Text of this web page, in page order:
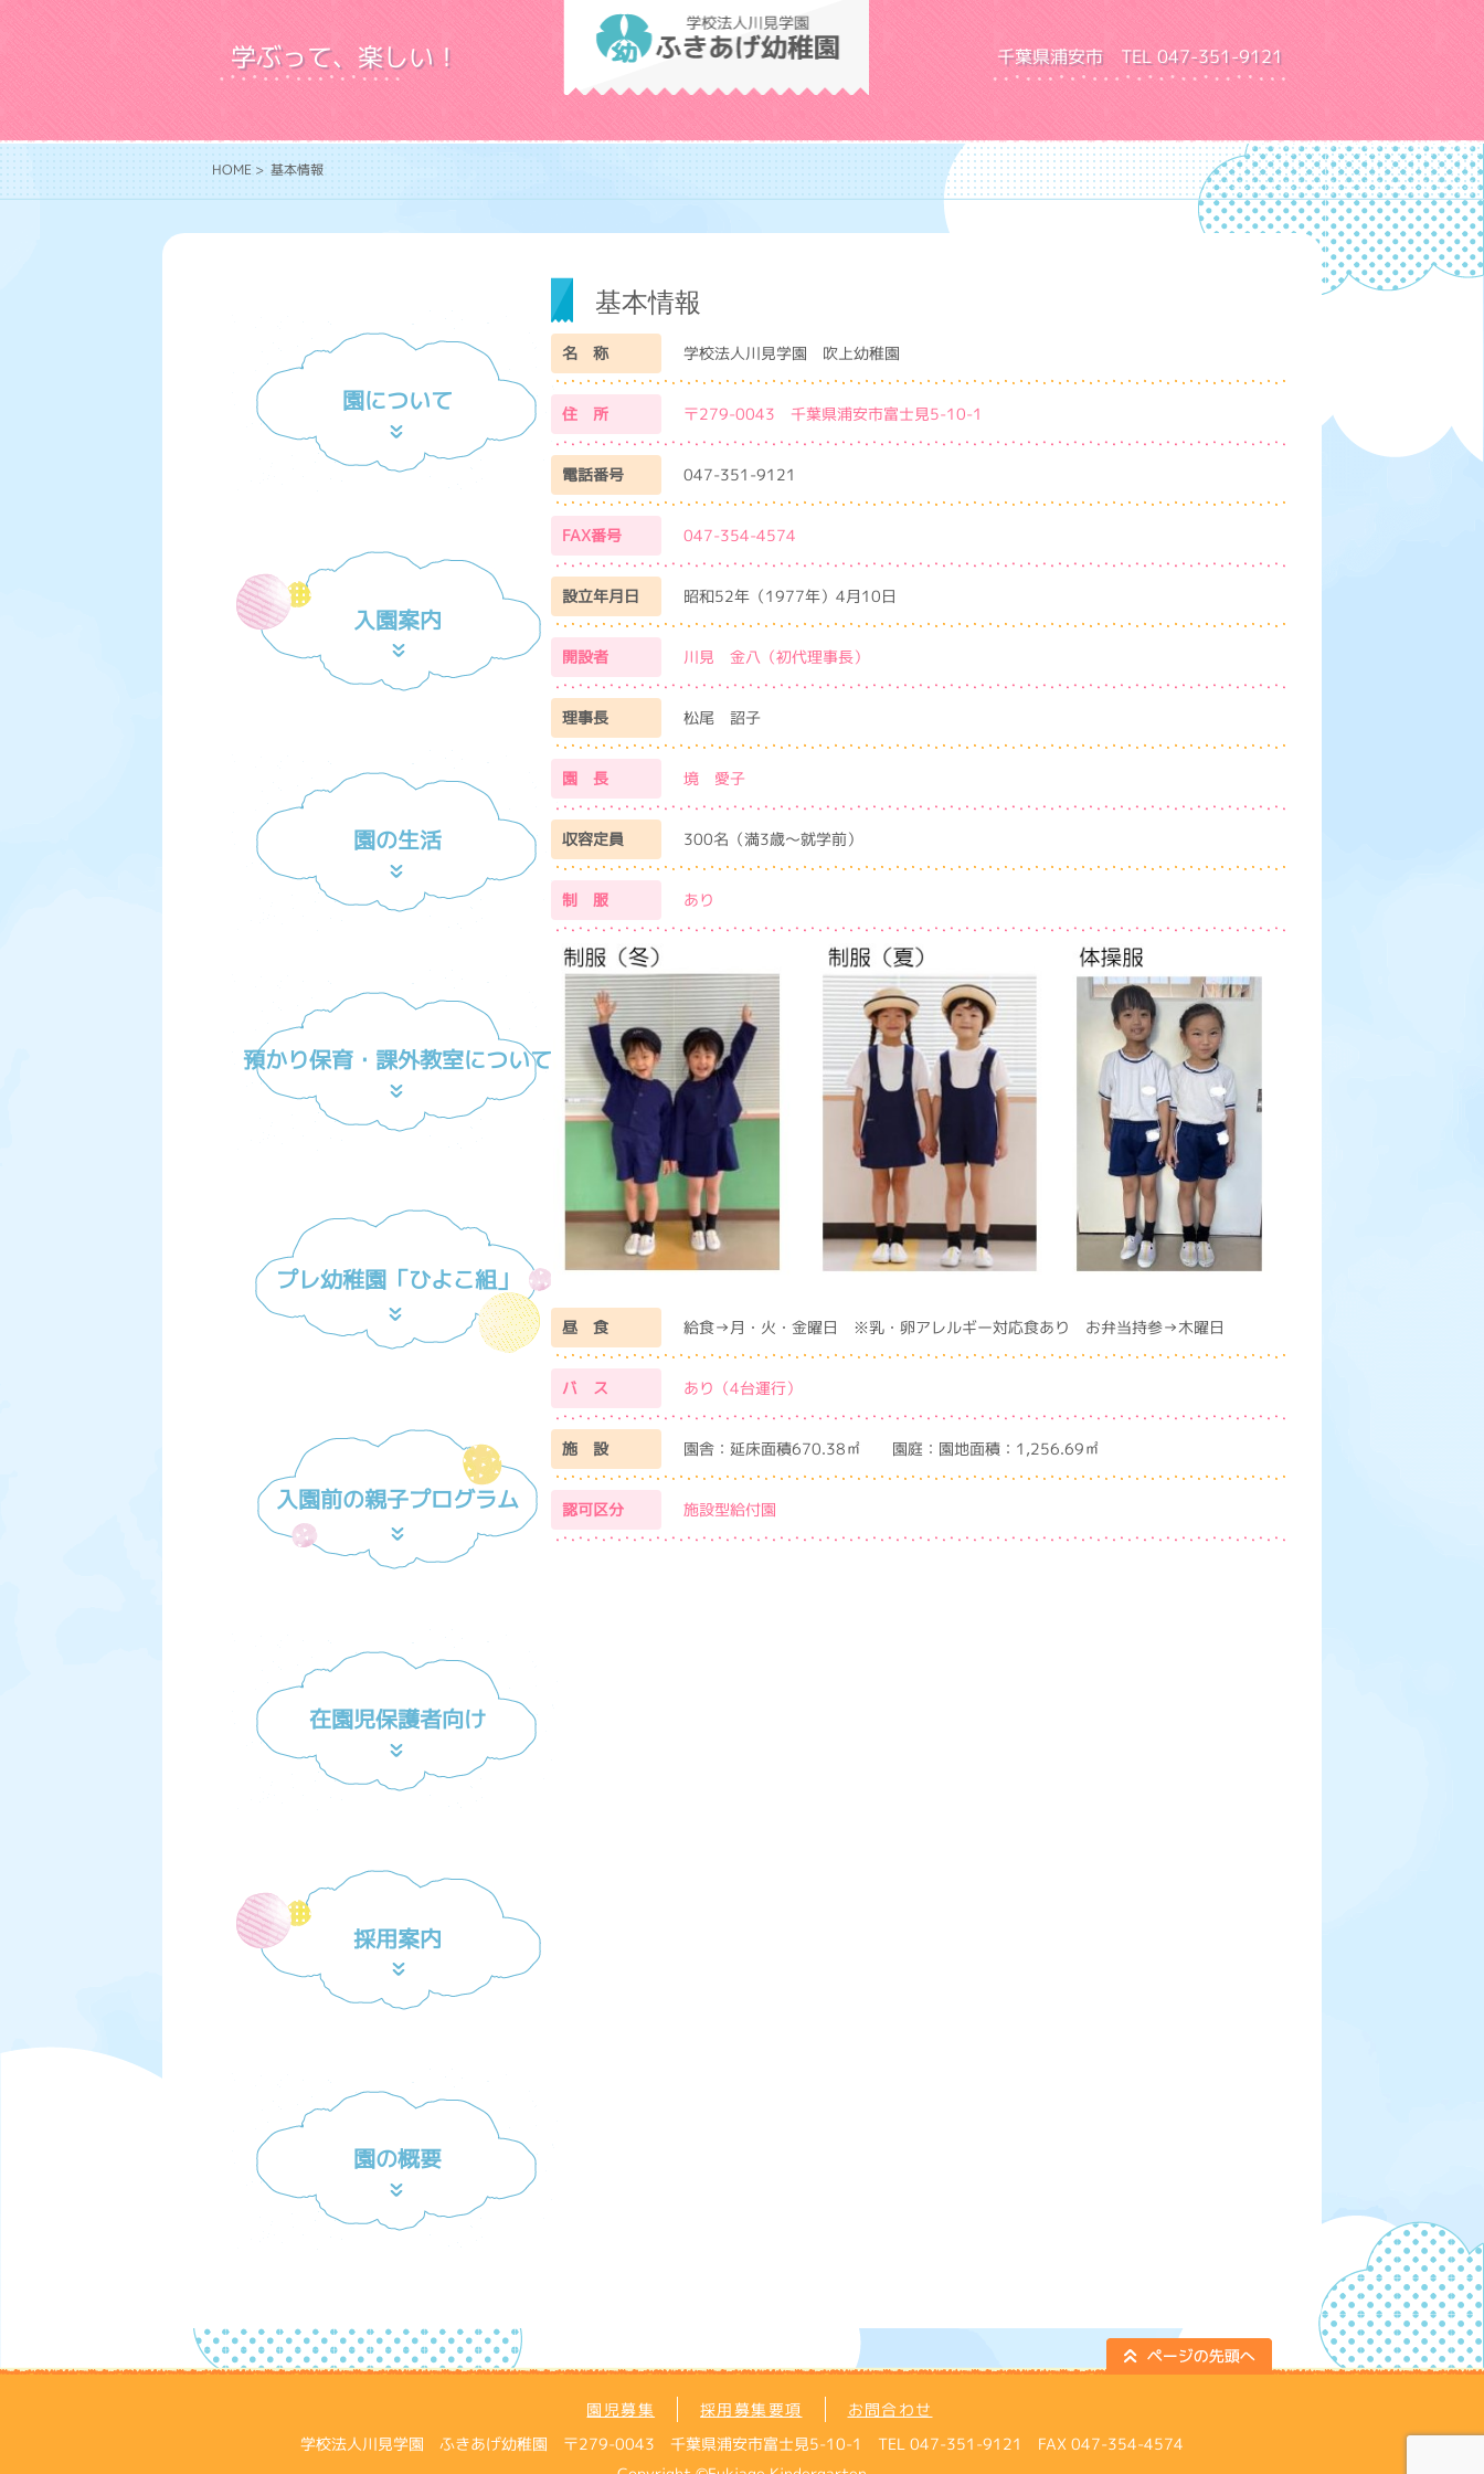
学ぶって、楽しい！
学校法人川見学園 ふきあげ幼稚園
千葉県浦安市 TEL 047-351-9121
HOME > 基本情報
園について
入園案内
園の生活
預かり保育・課外教室について
プレ幼稚園「ひよこ組」
入園前の親子プログラム
在園児保護者向け
採用案内
園の概要
基本情報
名 称 学校法人川見学園 吹上幼稚園
住 所 〒279-0043 千葉県浦安市富士見5-10-1
電話番号 047-351-9121
FAX番号 047-354-4574
設立年月日 昭和52年（1977年）4月10日
開設者 川見 金八（初代理事長）
理事長 松尾 詔子
園 長 境 愛子
収容定員 300名（満3歳～就学前）
制 服 あり
昼 食 給食→月・火・金曜日 ※乳・卵アレルギー対応食あり お弁当持参→木曜日
バ ス あり（4台運行）
施 設 園舎：延床面積670.38㎡ 園庭：園地面積：1,256.69㎡
認可区分 施設型給付園
園児募集 採用募集要項
お問合わせ
学校法人川見学園 ふきあげ幼稚園 〒279-0043 千葉県浦安市富士見5-10-1 TEL 047-351-9121 FAX 047-354-4574